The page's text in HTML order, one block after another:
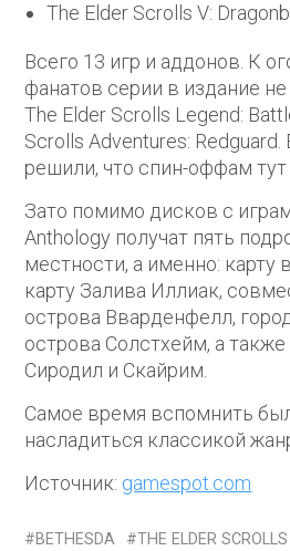
The Elder Scrolls V:
Всего 13 игр и аддонов. К
фанатов серии в издание
The Elder Scrolls Legend:
Scrolls Adventures:
решили, что спин-оффам тут
Зато помимо дисков с
Anthology получат пять
местности, а именно: карту
карту Залива Иллиак,
острова Вварденфелл,
острова Солстхейм, а
Сиродил и Скайрим.
Самое время вспомнить
насладиться классикой
Источник: gamespot.com
BETHESDA THE ELDER SCROLLS